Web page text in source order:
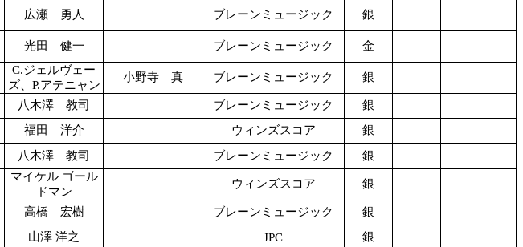
広瀬 勇人 ブレーンミュージック 銀
光田 健一 ブレーンミュージック 金
C.ジェルヴェー
ズ、P.アテニャン
小野寺 真 ブレーンミュージック 銀
八木澤 教司 ブレーンミュージック
銀
福田 洋介 ウィンズスコア 銀
八木澤 教司 ブレーンミュージック 銀
マイケル ゴール
ドマン
ウィンズスコア 銀
高橋 宏樹 ブレーンミュージック
銀
山澤 洋之 JPC 銀